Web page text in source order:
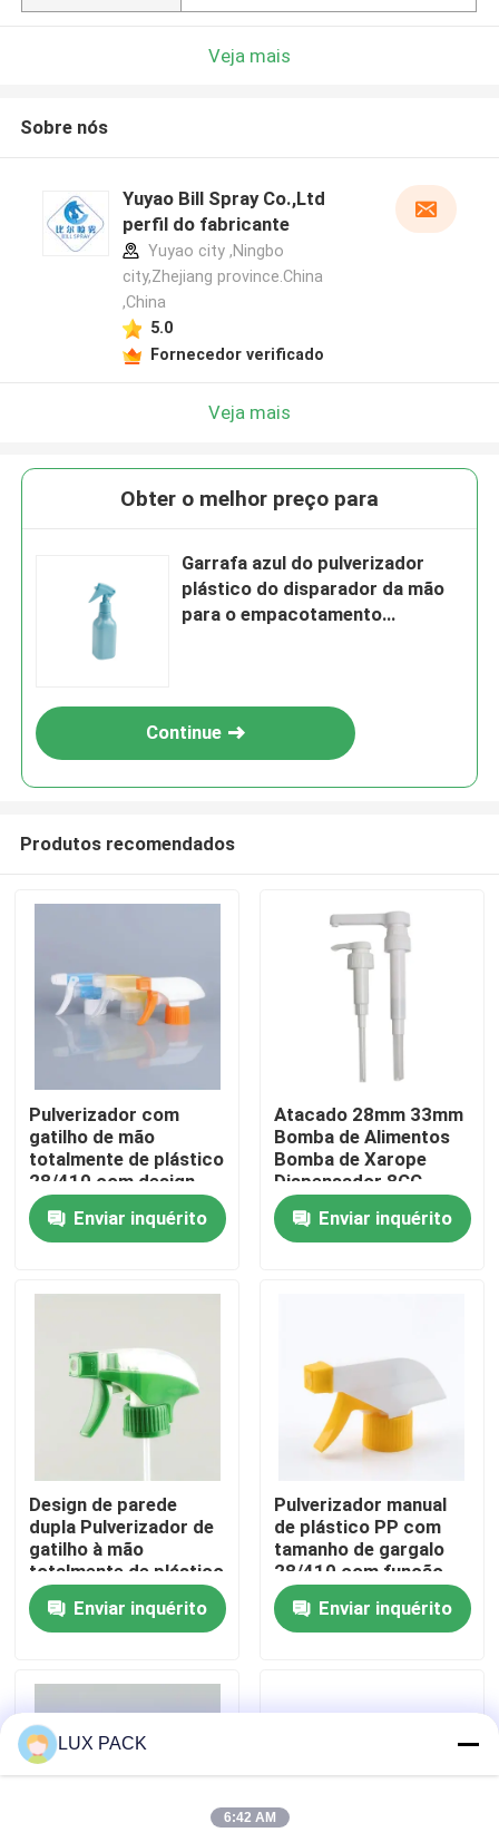
Casa
Sobre nós
Excursão da fábrica
Controle da qualidade
Contacte-nos
Notícia
Casos
mini pulverizador do disparador
Veja mais
Sobre nós
Yuyao Bill Spray Co.,Ltd
perfil do fabricante
Yuyao city ,Ningbo
city,Zhejiang province.China
,China
5.0
Fornecedor verificado
Veja mais
Obter o melhor preço para
Garrafa azul do pulverizador
plástico do disparador da mão
para o empacotamento
Continue
Produtos recomendados
Pulverizador com
gatilho de mão
totalmente de plástico
28/410 com design
ergonômico para
limpeza doméstica
Enviar inquérito
Atacado 28mm 33mm
Bomba de Alimentos
Bomba de Xarope
Dispensador 8CC
10CC Dosagem
Enviar inquérito
Design de parede
dupla Pulverizador de
gatilho à mão
totalmente de plástico
resistente a produtos
químicos para limpeza
e testes químicos
Enviar inquérito
Pulverizador manual
de plástico PP com
tamanho de gargalo
28/410 com função
Spray-Stream-Off
para limpeza de
cozinha
Enviar inquérito
LUX PACK
6:42 AM